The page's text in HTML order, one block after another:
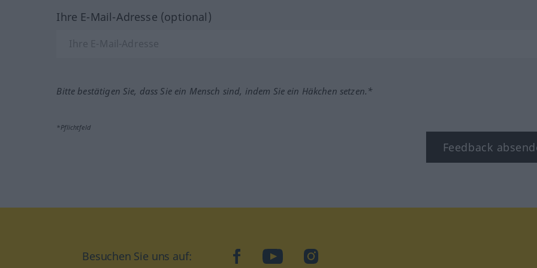
Ihre E-Mail-Adresse (optional)
Bitte bestätigen Sie, dass Sie ein Mensch sind, indem Sie ein Häkchen setzen.*
*Pflichtfeld
Feedback
Besuchen Sie uns auf: facebookYouTubeInstagram